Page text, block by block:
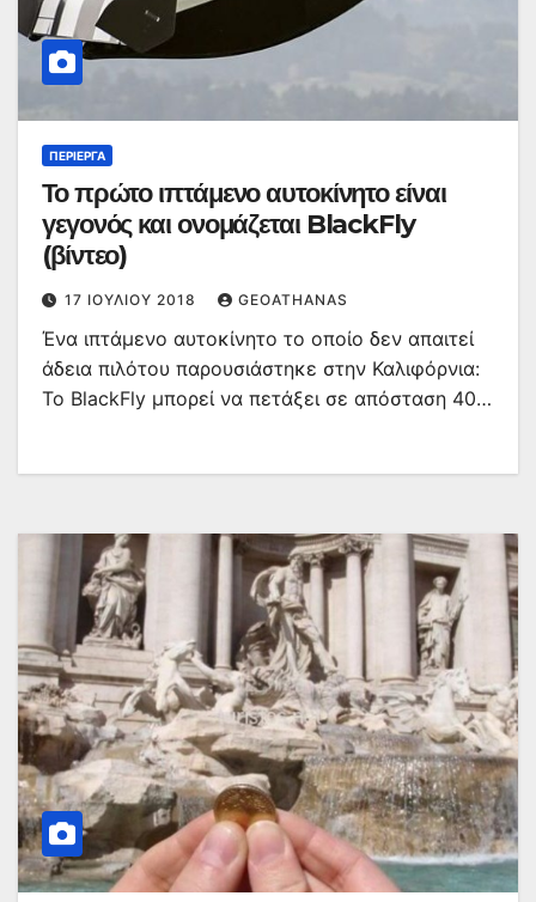
ΠΕΡΊΕΡΓΑ
Το πρώτο ιπτάμενο αυτοκίνητο είναι
γεγονός και ονομάζεται BlackFly
(βίντεο)
17 ΙΟΥΛΊΟΥ 2018 GEOATHANAS
Ένα ιπτάμενο αυτοκίνητο το οποίο δεν απαιτεί
άδεια πιλότου παρουσιάστηκε στην Καλιφόρνια:
Το BlackFly μπορεί να πετάξει σε απόσταση 40…